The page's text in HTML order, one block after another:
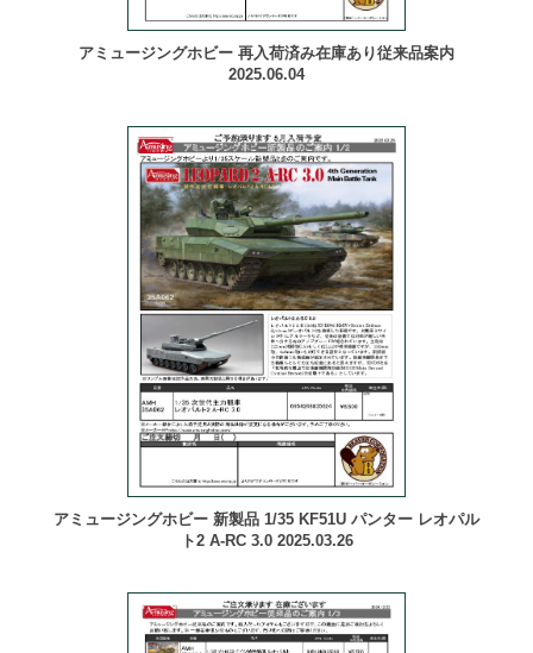
アミュージングホビー 再入荷済み在庫あり従来品案内
2025.06.04
アミュージングホビー 新製品 1/35 KF51U パンター レオパル
ト2 A-RC 3.0 2025.03.26